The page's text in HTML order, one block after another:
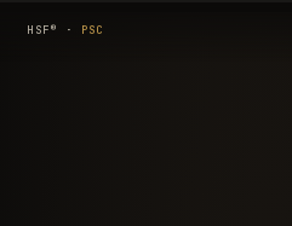
HSF ® · PSC